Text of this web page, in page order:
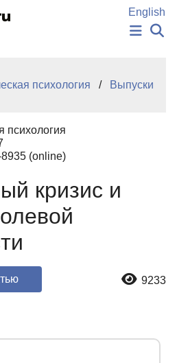
English
СЛОВА
психология
Выпуски
психология
(online)
кризис и
9233